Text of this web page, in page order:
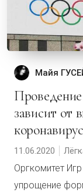
Майя
Проведение Олимпиады Токио-2021 не
зависит от
11.06.2020
Оргкомитет
упрощение